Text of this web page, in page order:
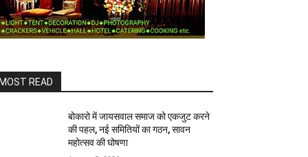
READ
बोकारो में जायसवाल समाज को एकजुट करने
की पहल, नई समितियों का गठन, सावन
महोत्सव की घोषणा